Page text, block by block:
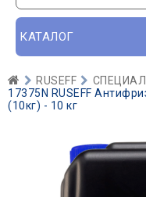
КАТАЛОГ
RUSEFF
17375N RUSEFF
(10кг) - 10 кг